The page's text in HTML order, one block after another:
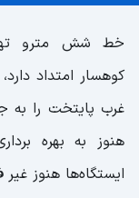
خط شش مترو
کوهسار امتداد
غرب پایتخت را
هنوز به بهره
ایستگاه‌ها هنوز